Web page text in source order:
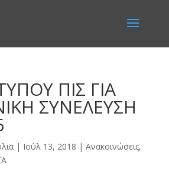
ΠΙΣ ΓΙΑ
ΣΥΝΕΛΕΥΣΗ
| Ιούλ 13, 2018 | Ανακοινώσεις,